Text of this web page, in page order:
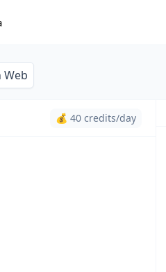
Web
💰 40 credits/day